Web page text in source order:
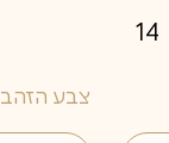
14
צבע הזהב